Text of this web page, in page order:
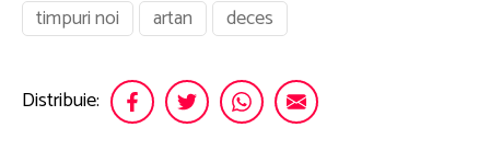
timpuri noi
artan deces
Distribuie: